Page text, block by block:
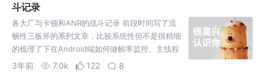
斗记录
各大厂与卡顿和ANR的战斗记录 前段时间写了流
畅性三板斧的系列文章，比较系统性但不是很精细
的梳理了下在Android端如何做帧率监控、主线程
耗时监控、以及ANR 的监控。
3年前 7.0k 122 8